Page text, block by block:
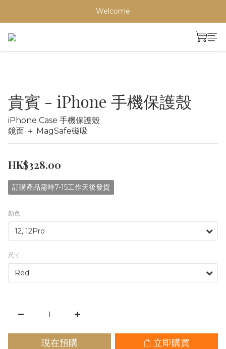
Welcome
貴賓 - iPhone 手機保護殼
iPhone Case 手機保護殼
鏡面 ＋ MagSafe磁吸
HK$328.00
訂購產品需時7-15工作天後發貨
顏色
尺寸
現在預購 立即購買